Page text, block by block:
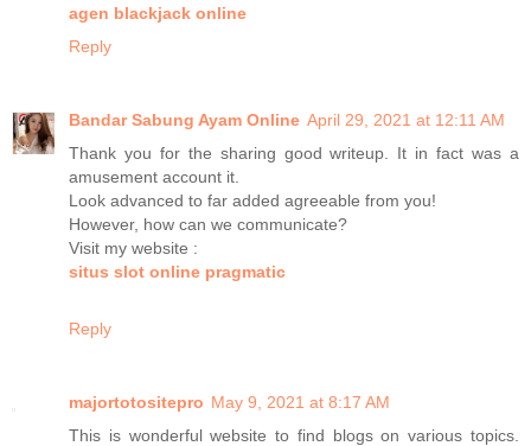
agen blackjack online
Reply
Bandar Sabung Ayam Online April 29, 2021 at 12:11 AM
Thank you for the sharing good writeup. It in fact was a
amusement account it.
Look advanced to far added agreeable from you!
However, how can we communicate?
Visit my website :
situs slot online pragmatic
Reply
majortotositepro May 9, 2021 at 8:17 AM
This is wonderful website to find blogs on various topics.